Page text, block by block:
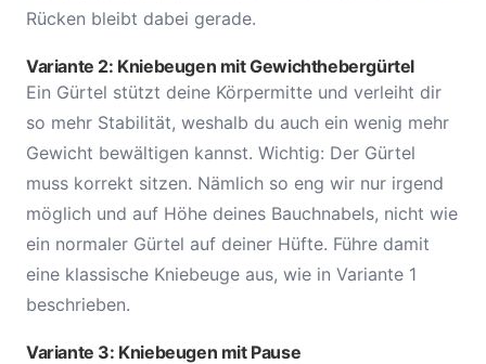
Rücken bleibt dabei gerade.
Variante 2: Kniebeugen mit Gewichthebergürtel
Ein Gürtel stützt deine Körpermitte und verleiht dir
so mehr Stabilität, weshalb du auch ein wenig mehr
Gewicht bewältigen kannst. Wichtig: Der Gürtel
muss korrekt sitzen. Nämlich so eng wir nur irgend
möglich und auf Höhe deines Bauchnabels, nicht wie
ein normaler Gürtel auf deiner Hüfte. Führe damit
eine klassische Kniebeuge aus, wie in Variante 1
beschrieben.
Variante 3: Kniebeugen mit Pause